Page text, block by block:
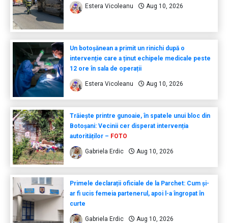
Estera Vicoleanu Aug 10, 2026
Un botoșănean a primit un rinichi după o
intervenție care a ținut echipele medicale peste
12 ore în sala de operații
Estera Vicoleanu Aug 10, 2026
Trăiește printre gunoaie, în spatele unui bloc din
Botoșani: Vecinii cer disperat intervenția
autorităților – FOTO
Gabriela Erdic Aug 10, 2026
Primele declarații oficiale de la Parchet: Cum și-
ar fi ucis femeia partenerul, apoi l-a îngropat în
curte
Gabriela Erdic Aug 10, 2026